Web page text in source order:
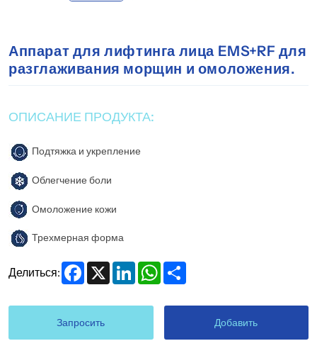
Аппарат для лифтинга лица EMS+RF для
разглаживания морщин и омоложения.
ОПИСАНИЕ ПРОДУКТА:
Подтяжка и укрепление
Облегчение боли
Омоложение кожи
Трехмерная форма
Делиться: Facebook
X LinkedInWhatsApp
Запросить Добавить